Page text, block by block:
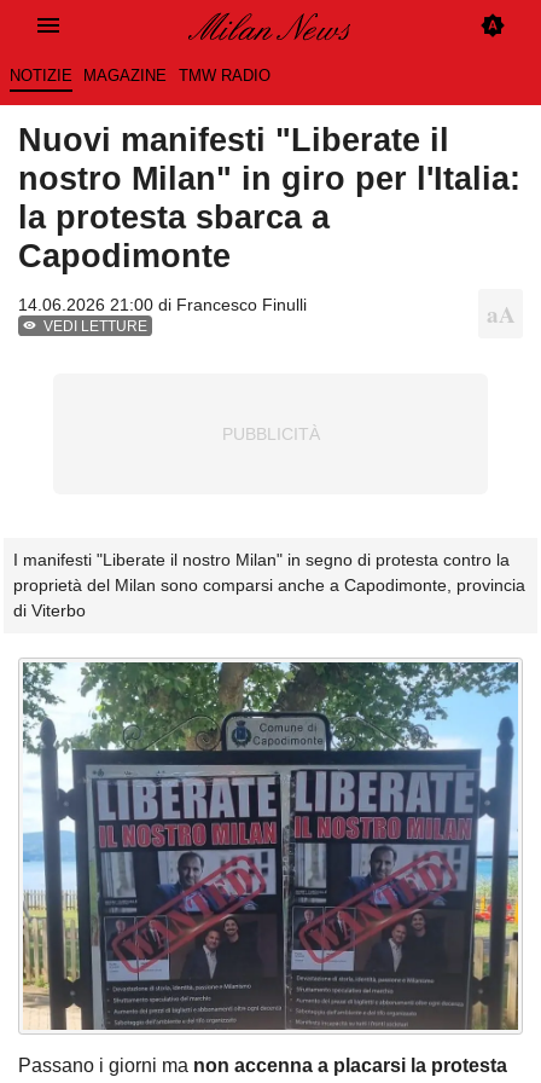
NOTIZIE MAGAZINE TMW RADIO
Nuovi manifesti "Liberate il
nostro Milan" in giro per l'Italia:
la protesta sbarca a
Capodimonte
14.06.2026 21:00 di Francesco Finulli
VEDI LETTURE
I manifesti "Liberate il nostro Milan" in segno di protesta contro la
proprietà del Milan sono comparsi anche a Capodimonte, provincia
di Viterbo
Passano i giorni ma non accenna a placarsi la protesta